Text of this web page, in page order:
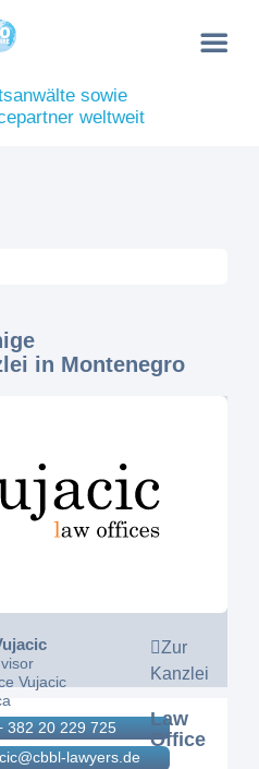
sowie
weltweit
in Montenegro
Vujacic
382 20 229 725
lawyers.de
Zur
Kanzlei
Law
Office